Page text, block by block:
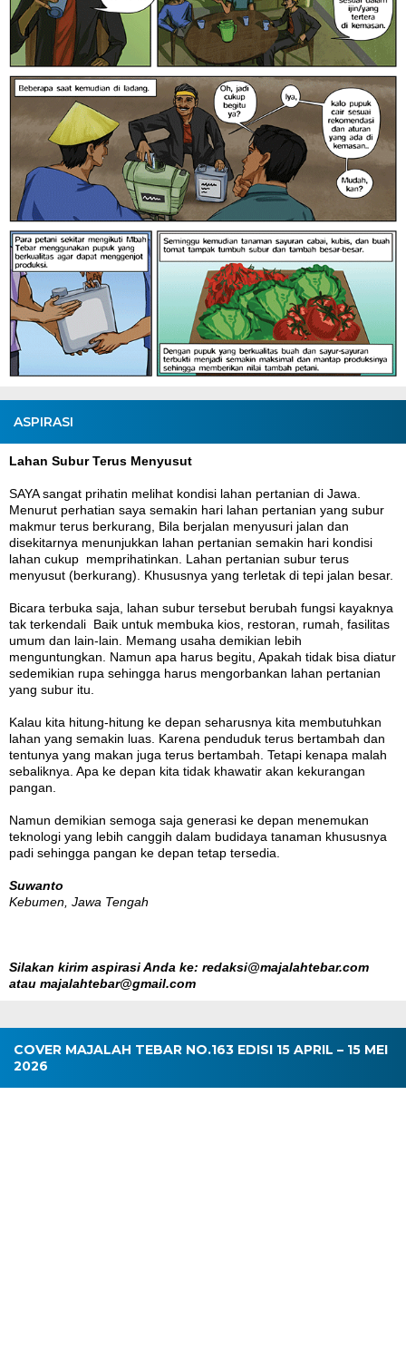
ASPIRASI
Lahan Subur Terus Menyusut
SAYA sangat prihatin melihat kondisi lahan pertanian di Jawa.
Menurut perhatian saya semakin hari lahan pertanian yang subur
makmur terus berkurang, Bila berjalan menyusuri jalan dan
disekitarnya menunjukkan lahan pertanian semakin hari kondisi
lahan cukup memprihatinkan. Lahan pertanian subur terus
menyusut (berkurang). Khususnya yang terletak di tepi jalan besar.
Bicara terbuka saja, lahan subur tersebut berubah fungsi kayaknya
tak terkendali Baik untuk membuka kios, restoran, rumah, fasilitas
umum dan lain-lain. Memang usaha demikian lebih
menguntungkan. Namun apa harus begitu, Apakah tidak bisa diatur
sedemikian rupa sehingga harus mengorbankan lahan pertanian
yang subur itu.
Kalau kita hitung-hitung ke depan seharusnya kita membutuhkan
lahan yang semakin luas. Karena penduduk terus bertambah dan
tentunya yang makan juga terus bertambah. Tetapi kenapa malah
sebaliknya. Apa ke depan kita tidak khawatir akan kekurangan
pangan.
Namun demikian semoga saja generasi ke depan menemukan
teknologi yang lebih canggih dalam budidaya tanaman khususnya
padi sehingga pangan ke depan tetap tersedia.
Suwanto
Kebumen, Jawa Tengah
Silakan kirim aspirasi Anda ke: redaksi@majalahtebar.com
atau majalahtebar@gmail.com
COVER MAJALAH TEBAR NO.163 EDISI 15 APRIL – 15 MEI
2026